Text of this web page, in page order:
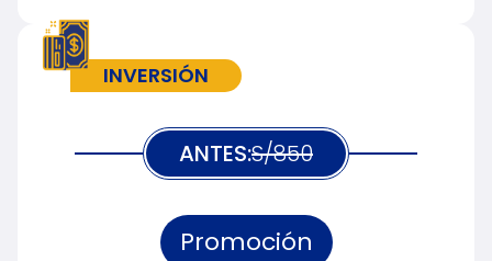
INVERSIÓN
ANTES:S/850
Promoción